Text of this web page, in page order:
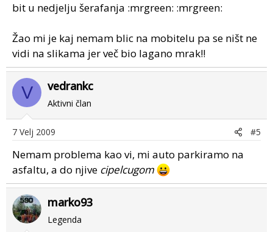
bit u nedjelju šerafanja :mrgreen: :mrgreen:
Žao mi je kaj nemam blic na mobitelu pa se ništ ne
vidi na slikama jer več bio lagano mrak!!
V vedrankc
Aktivni član
7 Velj 2009 #5
Nemam problema kao vi, mi auto parkiramo na
asfaltu, a do njive cipelcugom
marko93
Legenda